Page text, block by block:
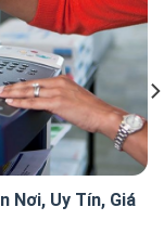
Nơi, Uy Tín, Giá